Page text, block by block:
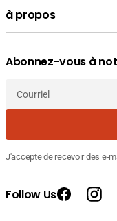
à propos
Abonnez-vous à
Courriel
J'accepte de recevoir des e-
Follow Us Facebook